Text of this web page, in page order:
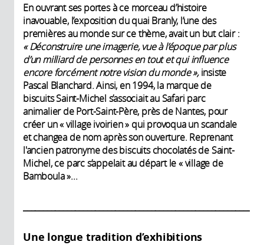
En ouvrant ses portes à ce morceau d’histoire
inavouable, l’exposition du quai Branly, l’une des
premières au monde sur ce thème, avait un but clair :
« Déconstruire une imagerie, vue à l’époque par plus
d’un milliard de personnes en tout et qui influence
encore forcément notre vision du monde »,insiste
Pascal Blanchard. Ainsi, en 1994, la marque de
biscuits Saint-Michel s’associait au Safari parc
animalier de Port-Saint-Père, près de Nantes, pour
créer un « village ivoirien » qui provoqua un scandale
et changea de nom après son ouverture. Reprenant
l'ancien patronyme des biscuits chocolatés de Saint-
Michel, ce parc s’appelait au départ le « village de
Bamboula »...
Une longue tradition d’exhibitions